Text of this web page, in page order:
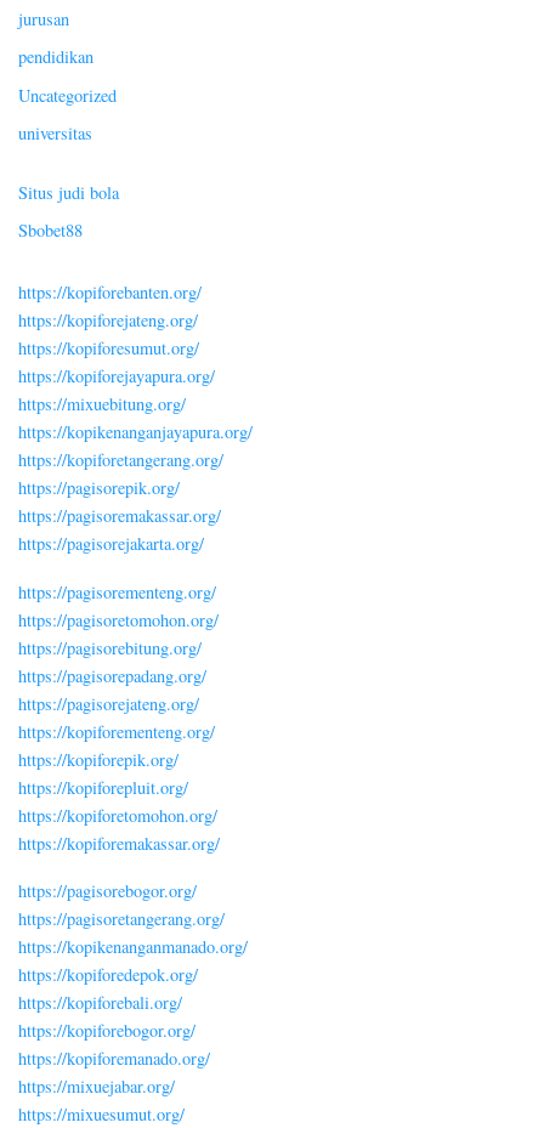
jurusan
pendidikan
Uncategorized
universitas
Situs judi bola
Sbobet88
https://kopiforebanten.org/
https://kopiforejateng.org/
https://kopiforesumut.org/
https://kopiforejayapura.org/
https://mixuebitung.org/
https://kopikenanganjayapura.org/
https://kopiforetangerang.org/
https://pagisorepik.org/
https://pagisoremakassar.org/
https://pagisorejakarta.org/
https://pagisorementeng.org/
https://pagisoretomohon.org/
https://pagisorebitung.org/
https://pagisorepadang.org/
https://pagisorejateng.org/
https://kopiforementeng.org/
https://kopiforepik.org/
https://kopiforepluit.org/
https://kopiforetomohon.org/
https://kopiforemakassar.org/
https://pagisorebogor.org/
https://pagisoretangerang.org/
https://kopikenanganmanado.org/
https://kopiforedepok.org/
https://kopiforebali.org/
https://kopiforebogor.org/
https://kopiforemanado.org/
https://mixuejabar.org/
https://mixuesumut.org/